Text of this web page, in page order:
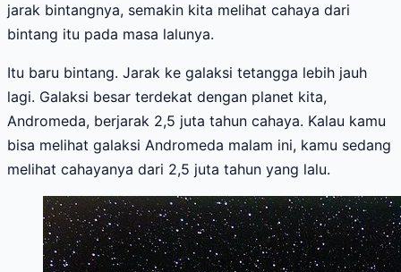
jarak bintangnya, semakin kita melihat cahaya dari
bintang itu pada masa lalunya.
Itu baru bintang. Jarak ke galaksi tetangga lebih jauh
lagi. Galaksi besar terdekat dengan planet kita,
Andromeda, berjarak 2,5 juta tahun cahaya. Kalau kamu
bisa melihat galaksi Andromeda malam ini, kamu sedang
melihat cahayanya dari 2,5 juta tahun yang lalu.